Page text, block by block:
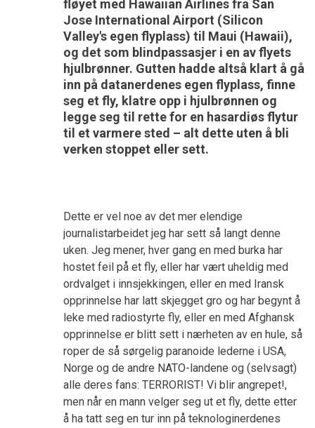
fløyet med Hawaiian Airlines fra San
Jose International Airport (Silicon
Valley's egen flyplass) til Maui (Hawaii),
og det som blindpassasjer i en av flyets
hjulbrønner. Gutten hadde altså klart å gå
inn på datanerdenes egen flyplass, finne
seg et fly, klatre opp i hjulbrønnen og
legge seg til rette for en hasardiøs flytur
til et varmere sted – alt dette uten å bli
verken stoppet eller sett.
Dette er vel noe av det mer elendige
journalistarbeidet jeg har sett så langt denne
uken. Jeg mener, hver gang en med burka har
hostet feil på et fly, eller har vært uheldig med
ordvalget i innsjekkingen, eller en med Iransk
opprinnelse har latt skjegget gro og har begynt å
leke med radiostyrte fly, eller en med Afghansk
opprinnelse er blitt sett i nærheten av en hule, så
roper de så sørgelig paranoide lederne i USA,
Norge og de andre NATO-landene og (selvsagt)
alle deres fans: TERRORIST! Vi blir angrepet!,
men når en mann velger seg ut et fly, dette etter
å ha tatt seg en tur inn på teknologinerdenes